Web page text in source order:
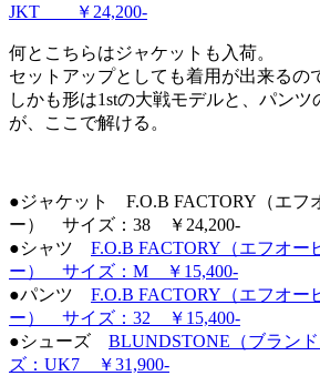
JKT ￥24,200-
何とこちらはジャケットも入荷。
セットアップとしても着用が出来るの
しかも形は1stの大戦モデルと、パン
が、ここで解ける。
●ジャケット F.O.B FACTORY（エフ
ー） サイズ：38 ￥24,200-
●シャツ F.O.B FACTORY（エフオー
ー） サイズ：M ￥15,400-
●パンツ F.O.B FACTORY（エフオー
ー） サイズ：32 ￥15,400-
●シューズ BLUNDSTONE（ブラン
ズ：UK7 ￥31,900-